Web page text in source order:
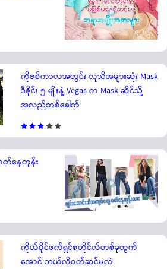
ကိုဗစ်ကာလအတွင်း လူသိအများဆုံး Mask
ဒီဇိုင်း ၅ မျိုးနဲ့ Vegas က Mask ဆိုင်သို့
အလည်တစ်ခေါက်
တ်နေတုန်း
ကိုယ်ပိုင်ဖက်ရှင်စတိုင်လ်တစ်ခုထွက်
အောင် ဘယ်လိုဝတ်ဆင်မလဲ